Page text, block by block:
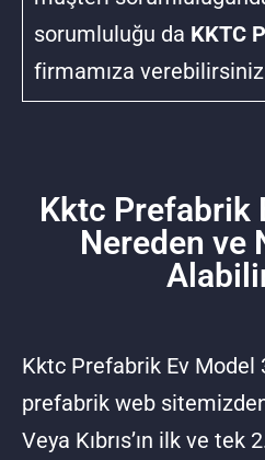
sorumluluğu da KKTC
firmamıza verebilirsiniz
Kktc Prefabrik
Nereden ve
Kktc Prefabrik Ev Model
prefabrik web
Veya Kıbrıs’ın ilk ve tek